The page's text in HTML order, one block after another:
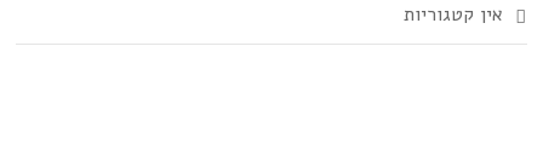
אין קטגוריות